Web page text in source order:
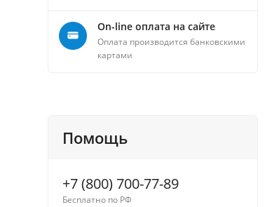
On-line оплата на сайте
Оплата производится банковскими
картами
Помощь
+7 (800) 700-77-89
Бесплатно по РФ